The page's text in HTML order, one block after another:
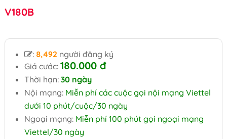
V180B
: 8,492 người đăng ký
Giá cước: 180.000 đ
Thời hạn: 30 ngày
Nội mạng:Miễn phí các cuộc gọi nội mạng Viettel
dưới 10 phút/cuộc/30 ngày
Ngoại mạng: Miễn phí 100 phút gọi ngoại mạng
Viettel/30 ngày